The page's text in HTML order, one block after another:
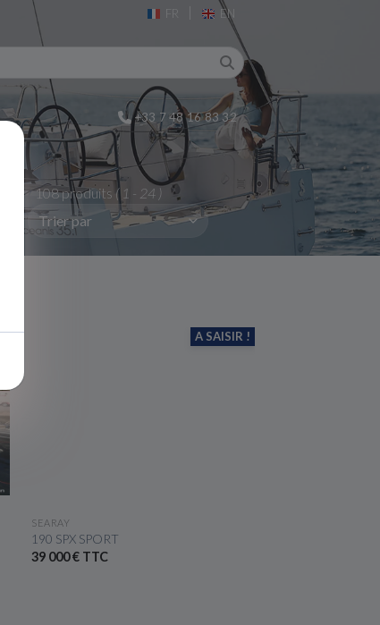
FR | EN
+33 7 48 16 83 32
108 produits ( 1 - 24 )
A SAISIR !
SEARAY
190 SPX SPORT
39 000 € TTC